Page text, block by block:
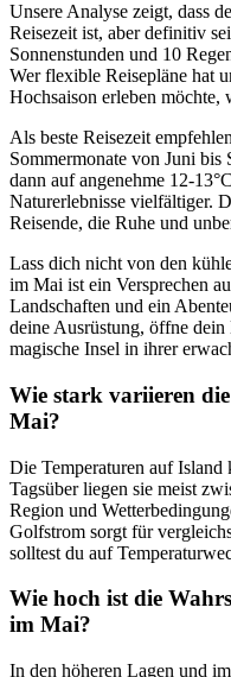
Unsere Analyse zeigt, dass
Reisezeit ist, aber definitiv
Sonnenstunden und 10
Wer flexible Reisepläne hat
Hochsaison erleben möchte,
Als beste Reisezeit
Sommermonate von Juni bis
dann auf angenehme 12-
Naturerlebnisse vielfältiger.
Reisende, die Ruhe und
Lass dich nicht von den
im Mai ist ein Versprechen
Landschaften und ein
deine Ausrüstung, öffne
magische Insel in ihrer
Wie stark variieren
Mai?
Die Temperaturen auf
Tagsüber liegen sie meist
Region und
Golfstrom sorgt für
solltest du auf
Wie hoch ist die
im Mai?
In den höheren Lagen und